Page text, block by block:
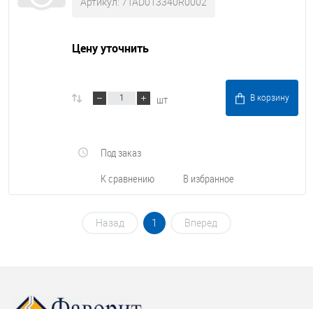
Цену уточнить
шт В корзину
К сравнению В избранное
Под заказ
Назад 1 Вперед